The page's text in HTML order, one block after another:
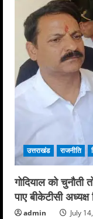
उत्तराखंड राजनीति
गोदियाल को चुनौती
पाए बीकेटीसी अध्यक्ष
admin July